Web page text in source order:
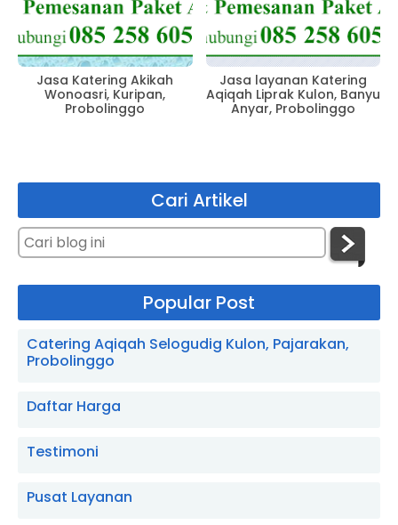
Jasa Katering Akikah
Wonoasri, Kuripan,
Probolinggo
Jasa layanan Katering
Aqiqah Liprak Kulon, Banyu
Anyar, Probolinggo
Cari Artikel
Popular Post
Catering Aqiqah Selogudig Kulon, Pajarakan,
Probolinggo
Daftar Harga
Testimoni
Pusat Layanan